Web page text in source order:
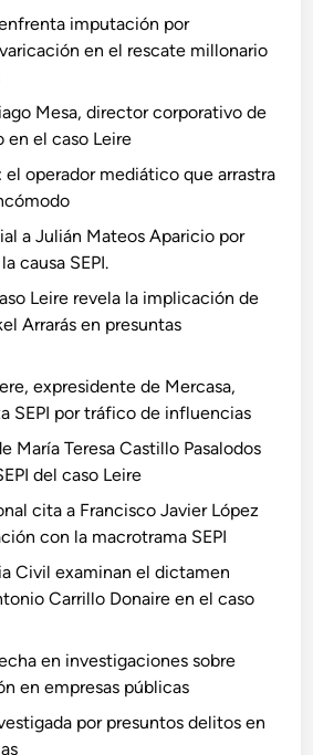
imputación por
en el rescate millonario
Mesa, director corporativo de
en el caso Leire
operador mediático que arrastra
a Julián Mateos Aparicio por
causa SEPI.
Leire revela la implicación de
Arrarás en presuntas
expresidente de Mercasa,
SEPI por tráfico de influencias
María Teresa Castillo Pasalodos
del caso Leire
cita a Francisco Javier López
con la macrotrama SEPI
Civil examinan el dictamen
Carrillo Donaire en el caso
en investigaciones sobre
en empresas públicas
por presuntos delitos en